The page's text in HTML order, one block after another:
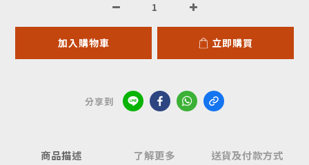
加入購物車 立即購買
分享到
商品描述 了解更多 送貨及付款方式